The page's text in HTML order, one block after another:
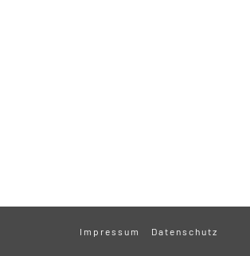
Impressum Datenschutz